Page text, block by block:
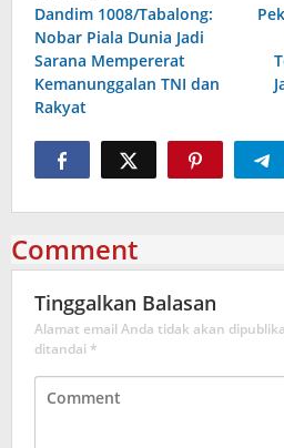
pos
Dandim 1008/Tabalong:
Nobar Piala Dunia Jadi
Sarana Mempererat
Kemanunggalan TNI dan
Rakyat
Comment
Tinggalkan Balasan
Alamat email Anda tidak akan
ditandai *